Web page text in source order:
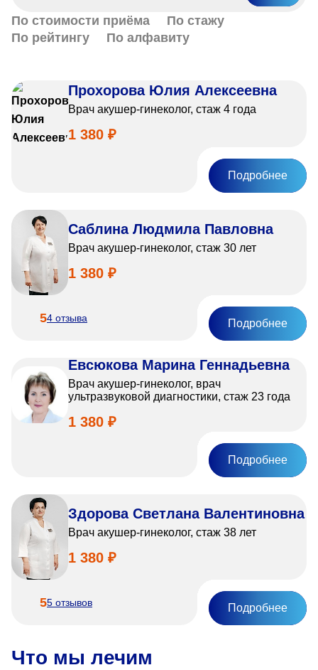
По стоимости приёма
По стажу
По рейтингу
По алфавиту
Прохорова Юлия Алексеевна
Врач акушер-гинеколог, стаж 4 года
1 380 ₽
Подробнее
Саблина Людмила Павловна
Врач акушер-гинеколог, стаж 30 лет
1 380 ₽
54 отзыва Подробнее
Евсюкова Марина Геннадьевна
Врач акушер-гинеколог, врач
ультразвуковой диагностики, стаж 23 года
1 380 ₽
Подробнее
Здорова Светлана Валентиновна
Врач акушер-гинеколог, стаж 38 лет
1 380 ₽
55 отзывов Подробнее
Что мы лечим